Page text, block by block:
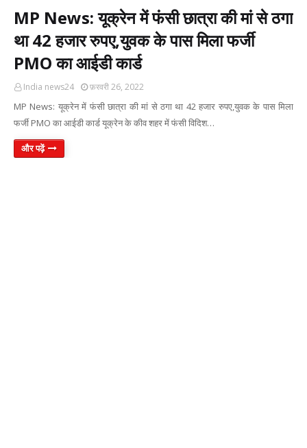
MP News: यूक्रेन में फंसी छात्रा की मां से ठगा
था 42 हजार रुपए,युवक के पास मिला फर्जी
PMO का आईडी कार्ड
India news24 फ़रवरी 26, 2022
MP News: यूक्रेन में फंसी छात्रा की मां से ठगा था 42 हजार रुपए,युवक के पास मिला
फर्जी PMO का आईडी कार्ड यूक्रेन के कीव शहर में फंसी विदिश…
और पढ़ें